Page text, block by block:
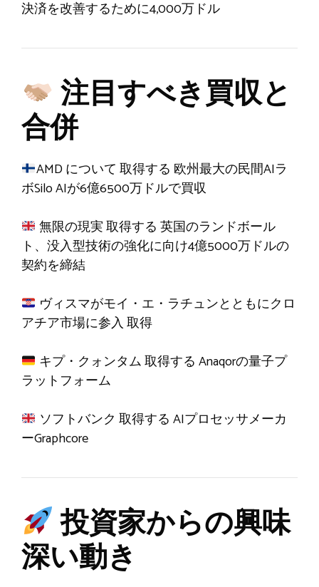
決済を改善するために4,000万ドル
注目すべき買収と
合併
AMD について 取得する 欧州最大の民間AIラ
ボSilo AIが6億6500万ドルで買収
無限の現実取得する 英国のランドボール
ト、没入型技術の強化に向け4億5000万ドルの
契約を締結
ヴィスマがモイ・エ・ラチュンとともにクロ
アチア市場に参入取得
キプ・クォンタム取得する Anaqorの量子プ
ラットフォーム
ソフトバンク 取得する AIプロセッサメーカ
ーGraphcore
投資家からの興味
深い動き